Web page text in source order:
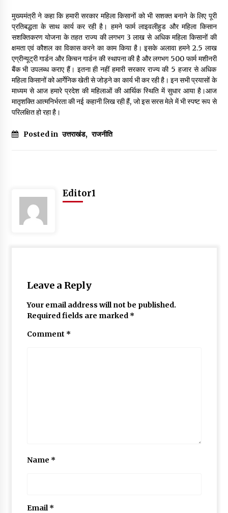
मुख्यमंत्री ने कहा कि हमारी सरकार महिला किसानों को भी सशक्त बनाने के लिए पूरी
प्रतिबद्धता के साथ कार्य कर रही है। हमने फार्म लाइवलीहुड और महिला किसान
सशक्तिकरण योजना के तहत राज्य की लगभग 3 लाख से अधिक महिला किसानों की
क्षमता एवं कौशल का विकास करने का काम किया है। इसके अलावा हमने 2.5 लाख
एग्रीन्यूट्री गार्डन और किचन गार्डन की स्थापना की है और लगभग 500 फार्म मशीनरी
बैंक भी उपलब्ध कराए हैं। इतना ही नहीं हमारी सरकार राज्य की 5 हजार से अधिक
महिला किसानों को आर्गेनिक खेती से जोड़ने का कार्य भी कर रही है। इन सभी प्रयासों के
माध्यम से आज हमारे प्रदेश की महिलाओं की आर्थिक स्थिति में सुधार आया है।आज
मातृशक्ति आत्मनिर्भरता की नई कहानी लिख रही हैं, जो इस सरस मेले में भी स्पष्ट रूप से
परिलक्षित हो रहा है।
Posted in उत्तराखंड, राजनीति
Editor1
Leave a Reply
Your email address will not be published.
Required fields are marked *
Comment *
Name *
Email*